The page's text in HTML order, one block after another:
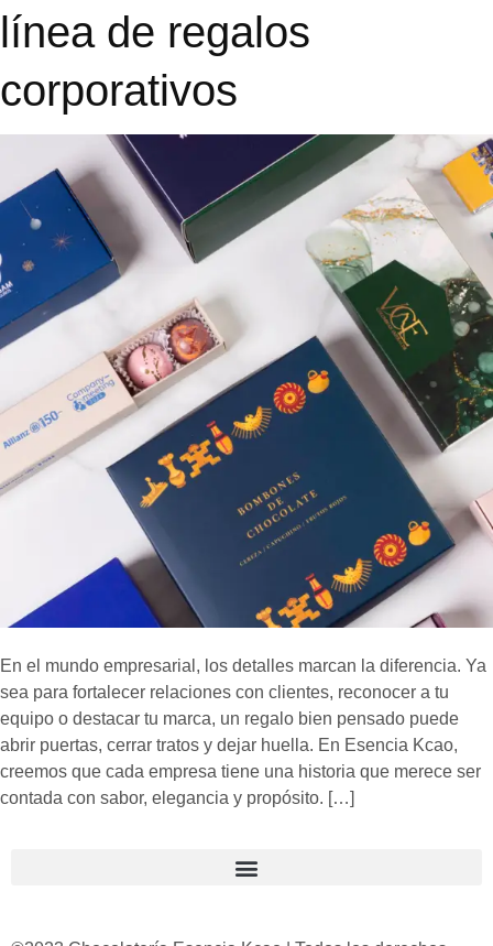
línea de regalos
corporativos
En el mundo empresarial, los detalles marcan la diferencia. Ya
sea para fortalecer relaciones con clientes, reconocer a tu
equipo o destacar tu marca, un regalo bien pensado puede
abrir puertas, cerrar tratos y dejar huella. En Esencia Kcao,
creemos que cada empresa tiene una historia que merece ser
contada con sabor, elegancia y propósito. […]